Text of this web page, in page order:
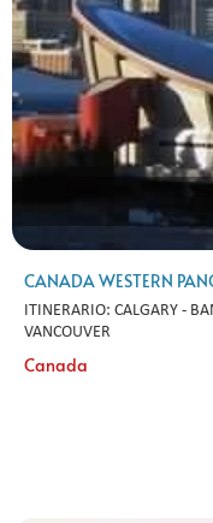
CANADA WESTERN
ITINERARIO: CALGARY -
VANCOUVER
Canada